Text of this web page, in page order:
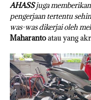
AHASSjuga
pengerjaan tertentu
was-was dikerjai oleh
Maharantoatau yang